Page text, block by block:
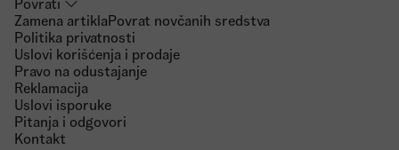
Povrati
Zamena artiklaPovrat novčanih sredstva
Politika privatnosti
Uslovi korišćenja i prodaje
Pravo na odustajanje
Reklamacija
Uslovi isporuke
Pitanja i odgovori
Kontakt